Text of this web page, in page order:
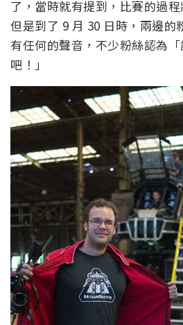
了，當時就有提到，比賽的過
但是到了 9 月 30 日時，兩邊的
有任何的聲音，不少粉絲認為
吧！」